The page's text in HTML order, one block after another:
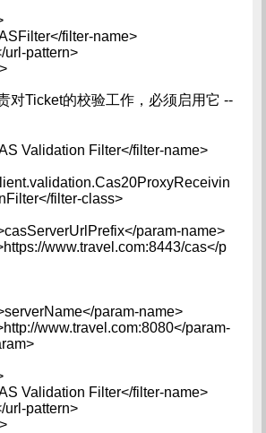
filter-name>
url-pattern>
对Ticket的校验工作，必须启用它 --
Validation Filter</filter-name>
filter-class>
param-name>
www.travel.com:8443/cas</p
param-name>
www.travel.com:8080</param-
Validation Filter</filter-name>
url-pattern>